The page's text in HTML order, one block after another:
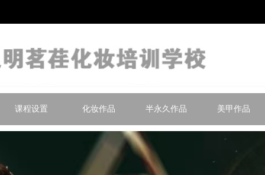
课程设置 化妆作品 半永久作品 美甲作品